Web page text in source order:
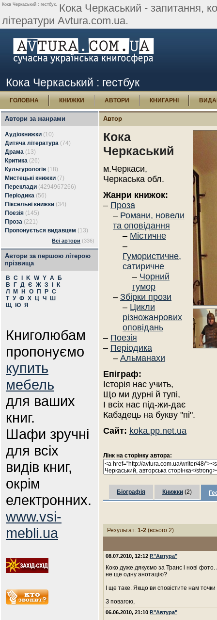
Кока Черкаський : гестбук. Кока Черкаський - запитання,
літератури Avtura.com.ua.
Кока Черкаський : гестбук
ГОЛОВНА КНИЖКИ АВТОРИ КНИГАРНІ
Автори за жанрами
Аудіокнижки (10)
Дитяча література (74)
Драма (13)
Критика (26)
Культурологія (18)
Мистецькі книжки (7)
Переклади (4294967266)
Періодика (56)
Піксельні книжки (34)
Поезія (145)
Проза (221)
Пропонується видавцям (13)
Всі автори (336)
Автори за першою літерою
прізвища
B C K W Y А
Б
В
Г Д Є Ж З
К
Л
М Н О П Р С
Т У Ф Х Ц Ч
Ш
Щ
Ю Я
Книголюбам
пропонуємо
купить
мебель
для ваших
книг.
Шафи зручні
для всіх
видів книг,
окрім
електронних.
www.vsi-
mebli.ua
Автор
Кока
Черкаський
м.Черкаси,
Черкаська обл.
Жанри книжок:
– Проза
– Романи, новели
та оповідання
– Містичне
–
Гумористичне,
сатиричне
– Чорний
гумор
– Збірки прози
– Цикли
різножанрових
оповідань
– Поезія
– Періодика
– Альманахи
Епіграф:
Історія нас учить,
Що ми дурні й тупі,
І всіх нас під-жи-дає
Кабздець на букву "пі".
Сайт: koka.pp.net.ua
Лінк на сторінку автора:
Біографія Книжки (2)
Результат: 1-2 (всього 2)
08.07.2010, 12:12 Р."Автура"
Коко дуже дякуємо за Транс і нові
не ще одну анотацію?
І ще таке. Якщо ви сповістите нам
З повагою,
06.06.2010, 21:10 Р."Автура"